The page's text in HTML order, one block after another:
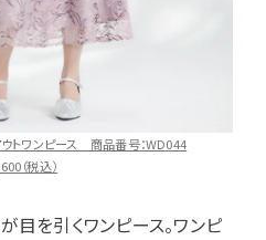
トワンピース 商品番号：WD044
（税込）
を引くワンピース。ワンピ